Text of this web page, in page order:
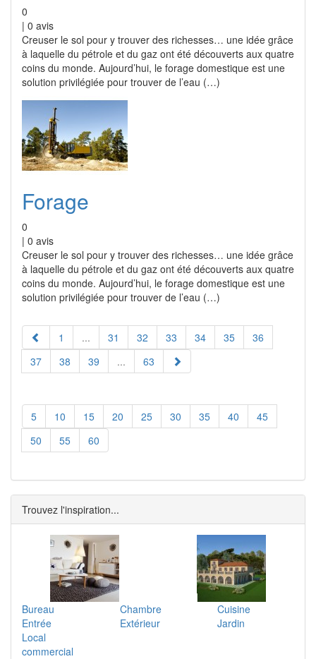
0
| 0 avis
Creuser le sol pour y trouver des richesses… une idée grâce
à laquelle du pétrole et du gaz ont été découverts aux quatre
coins du monde. Aujourd’hui, le forage domestique est une
solution privilégiée pour trouver de l’eau (…)
Forage
0
| 0 avis
Creuser le sol pour y trouver des richesses… une idée grâce
à laquelle du pétrole et du gaz ont été découverts aux quatre
coins du monde. Aujourd’hui, le forage domestique est une
solution privilégiée pour trouver de l’eau (…)
1 ... 31 32 33 34 35
36
37
38 39 ... 63
5 10 15 20 25 30 35 40
45
50
55 60
Trouvez l'inspiration...
Bureau Chambre
Cuisine
Entrée
Extérieur
Jardin
Local
commercial